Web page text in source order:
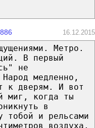
16.12.2015
Метро.
В первый
не
медленно,
к дверям. И вот
миг, когда ты
в
тобой и рельсами
воздуха.